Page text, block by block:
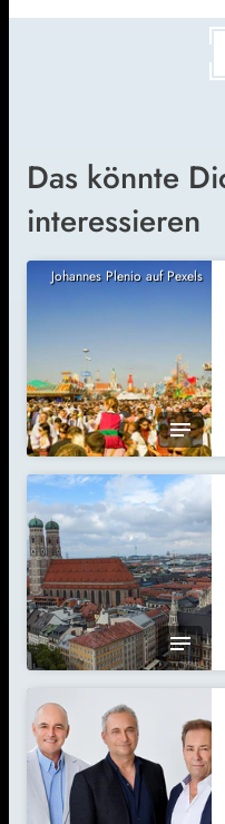
Das könnte
interessieren
Johannes Plenio auf Pexels